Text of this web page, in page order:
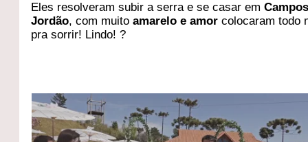
Eles resolveram subir a serra e se casar em
Jordão, com muitoamarelo e amor colocaram todo
pra sorrir! Lindo! ?